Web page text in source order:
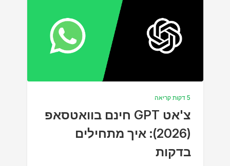
5 דקות קריאה
צ'אט GPT חינם בוואטסאפ
(2026): איך מתחילים
בדקות